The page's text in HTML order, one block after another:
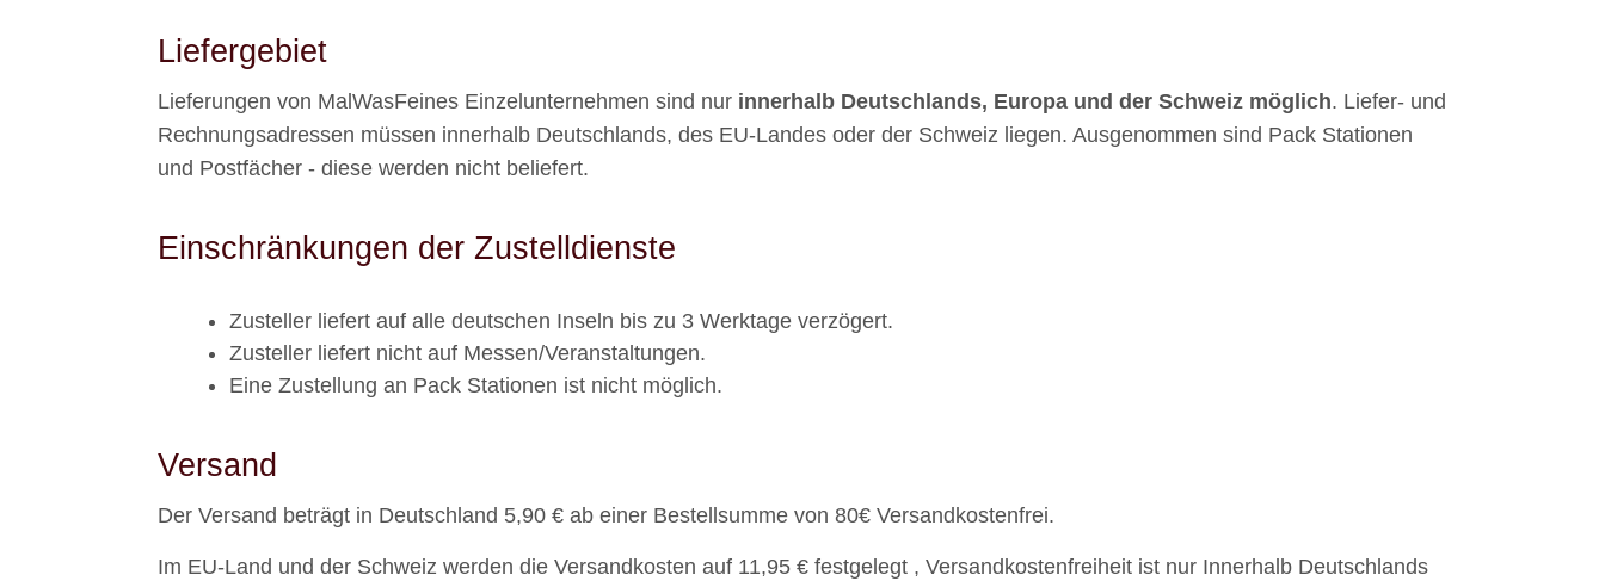
Liefergebiet
Lieferungen von MalWasFeines Einzelunternehmen sind nur innerhalb Deutschlands, Europa und der Schweiz möglich. Liefer- und
Rechnungsadressen müssen innerhalb Deutschlands, des EU-Landes oder der Schweiz liegen. Ausgenommen sind Pack Stationen
und Postfächer - diese werden nicht beliefert.
Einschränkungen der Zustelldienste
Zusteller liefert auf alle deutschen Inseln bis zu 3 Werktage verzögert.
Zusteller liefert nicht auf Messen/Veranstaltungen.
Eine Zustellung an Pack Stationen ist nicht möglich.
Versand
Der Versand beträgt in Deutschland 5,90 € ab einer Bestellsumme von 80€ Versandkostenfrei.
Im EU-Land und der Schweiz werden die Versandkosten auf 11,95 € festgelegt , Versandkostenfreiheit ist nur Innerhalb Deutschlands